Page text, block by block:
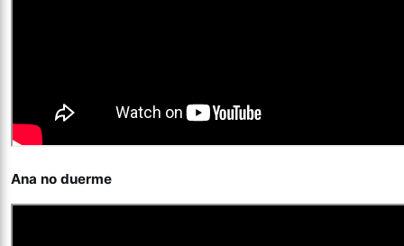
Ana no duerme